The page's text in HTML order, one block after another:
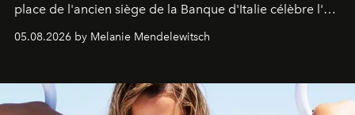
place de l'ancien siège de la Banque d'Italie célèbre l'art
05.08.2026 by Melanie Mendelewitsch